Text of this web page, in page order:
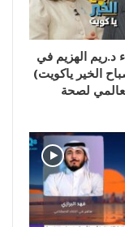
د.ريم الهزيم في
الخير ياكويت)
لصحة